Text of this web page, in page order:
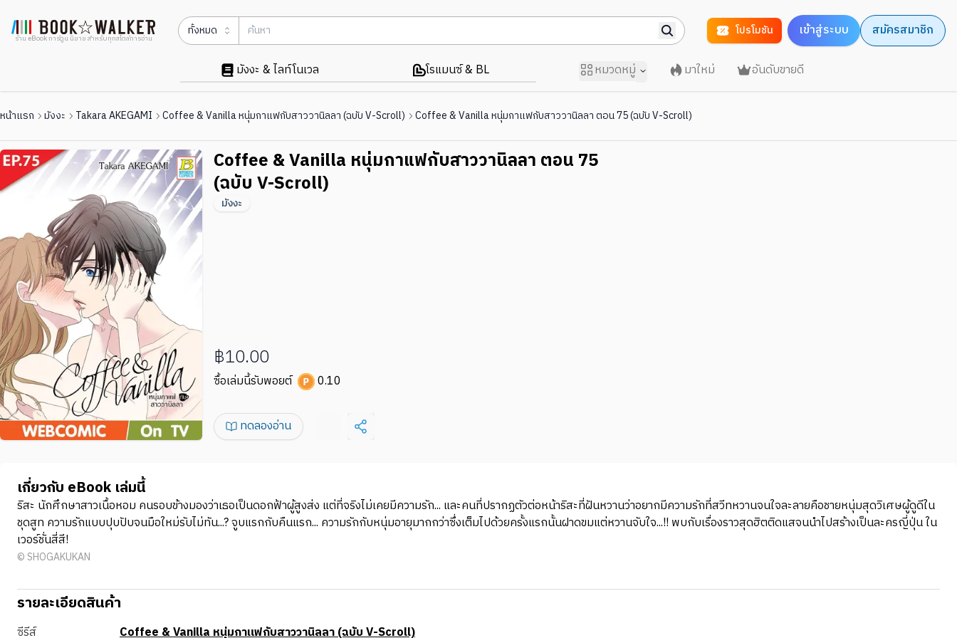
ร้าน eBook การ์ตูน นิยาย สำหรับทุกสไตล์การอ่าน
ทั้งหมด โปรโมชัน เข้าสู่ระบบ สมัครสมาชิก
มังงะ & ไลท์โนเวล โรแมนซ์ & BL หมวดหมู่ มาใหม่ อันดับขายดี
หน้าแรก มังงะ Takara AKEGAMI Coffee & Vanilla หนุ่มกาแฟกับสาววานิลลา (ฉบับ V-Scroll) Coffee & Vanilla หนุ่มกาแฟกับสาววานิลลา ตอน 75 (ฉบับ V-Scroll)
Coffee & Vanilla หนุ่มกาแฟกับสาววานิลลา ตอน 75
(ฉบับ V-Scroll)
มังงะ
฿10.00
ซื้อเล่มนี้รับพอยต์ 0.10
ทดลองอ่าน
เกี่ยวกับ eBook เล่มนี้
ริสะ นักศึกษาสาวเนื้อหอม คนรอบข้างมองว่าเธอเป็นดอกฟ้าผู้สูงส่ง แต่ที่จริงไม่เคยมีความรัก... และคนที่ปรากฏตัวต่อหน้าริสะที่ฝันหวานว่าอยากมีความรักที่สวีทหวานจนใจละลายคือชายหนุ่มสุดวิเศษผู้ดูดีใน
ชุดสูท ความรักแบบปุบปับจนมือใหม่รับไม่ทัน...? จูบแรกกับคืนแรก... ความรักกับหนุ่มอายุมากกว่าซึ่งเต็มไปด้วยครั้งแรกนั้นฝาดขมแต่หวานจับใจ...!! พบกับเรื่องราวสุดฮิตติดแสจนนำไปสร้างเป็นละครญี่ปุ่น ใน
เวอร์ชั่นสี่สี!
© SHOGAKUKAN
รายละเอียดสินค้า
ซีรีส์
Coffee & Vanilla หนุ่มกาแฟกับสาววานิลลา (ฉบับ V-Scroll)